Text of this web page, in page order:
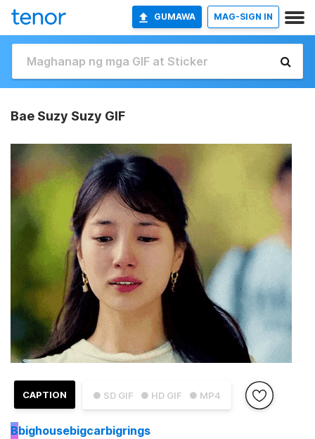
GUMAWA MAG-SIGN IN
Bae Suzy Suzy GIF
● SD GIF ● HD GIF ● MP4
CAPTION
Bbighousebigcarbigrings